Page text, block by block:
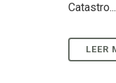
Catastro...